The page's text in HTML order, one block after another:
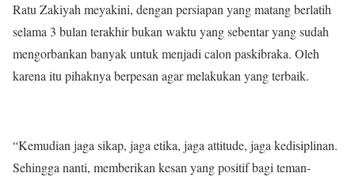
Ratu Zakiyah meyakini, dengan persiapan yang matang berlatih
selama 3 bulan terakhir bukan waktu yang sebentar yang sudah
mengorbankan banyak untuk menjadi calon paskibraka. Oleh
karena itu pihaknya berpesan agar melakukan yang terbaik.
“Kemudian jaga sikap, jaga etika, jaga attitude, jaga kedisiplinan.
Sehingga nanti, memberikan kesan yang positif bagi teman-